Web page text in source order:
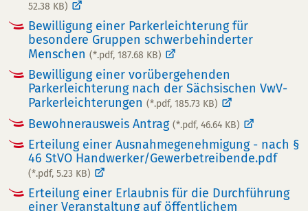
52.38 KB)
Bewilligung einer Parkerleichterung für
besondere Gruppen schwerbehinderter
Menschen (*.pdf, 187.68 KB)
Bewilligung einer vorübergehenden
Parkerleichterung nach der Sächsischen VwV-
Parkerleichterungen (*.pdf, 185.73 KB)
Bewohnerausweis Antrag (*.pdf, 46.64 KB)
Erteilung einer Ausnahmegenehmigung - nach §
46 StVO Handwerker/Gewerbetreibende.pdf
(*.pdf, 5.23 KB)
Erteilung einer Erlaubnis für die Durchführung
einer Veranstaltung auf öffentlichem